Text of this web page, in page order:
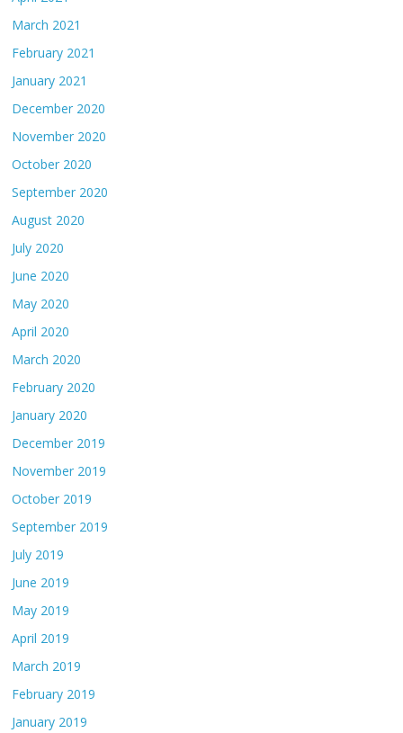
March 2021
February 2021
January 2021
December 2020
November 2020
October 2020
September 2020
August 2020
July 2020
June 2020
May 2020
April 2020
March 2020
February 2020
January 2020
December 2019
November 2019
October 2019
September 2019
July 2019
June 2019
May 2019
April 2019
March 2019
February 2019
January 2019